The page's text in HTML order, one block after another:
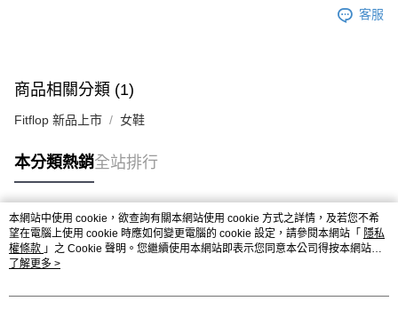
客服
商品相關分類 (1)
Fitflop 新品上市 女鞋
本分類熱銷全站排行
熱門標籤
本網站中使用 cookie，欲查詢有關本網站使用 cookie 方式之詳情，及若您不希
望在電腦上使用 cookie 時應如何變更電腦的 cookie 設定，請參閱本網站「 隱私
權條款 」之 Cookie 聲明。您繼續使用本網站即表示您同意本公司得按本網站使
用條款之 Cookie 聲明使用 cookie。
了解更多 >